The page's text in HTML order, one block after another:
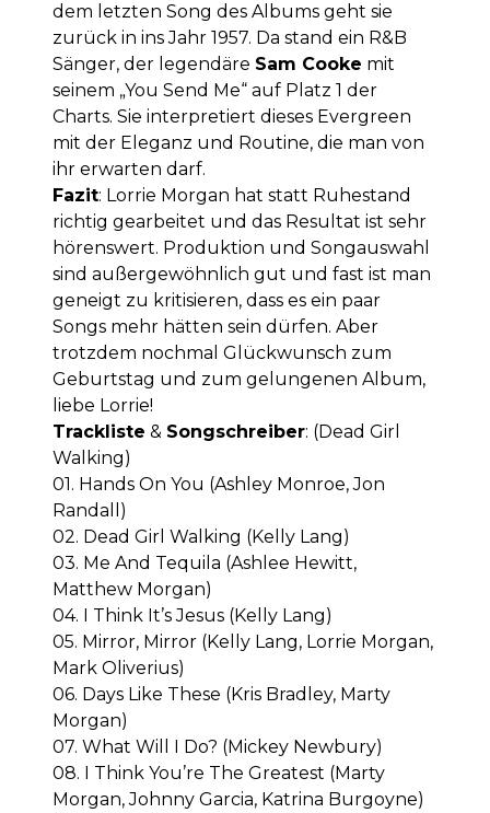
dem letzten Song des Albums geht sie
zurück in ins Jahr 1957. Da stand ein R&B
Sänger, der legendäre Sam Cooke mit
seinem „You Send Me“ auf Platz 1 der
Charts. Sie interpretiert dieses Evergreen
mit der Eleganz und Routine, die man von
ihr erwarten darf.
Fazit: Lorrie Morgan hat statt Ruhestand
richtig gearbeitet und das Resultat ist sehr
hörenswert. Produktion und Songauswahl
sind außergewöhnlich gut und fast ist man
geneigt zu kritisieren, dass es ein paar
Songs mehr hätten sein dürfen. Aber
trotzdem nochmal Glückwunsch zum
Geburtstag und zum gelungenen Album,
liebe Lorrie!
Trackliste & Songschreiber: (Dead Girl
Walking)
01. Hands On You (Ashley Monroe, Jon
Randall)
02. Dead Girl Walking (Kelly Lang)
03. Me And Tequila (Ashlee Hewitt,
Matthew Morgan)
04. I Think It’s Jesus (Kelly Lang)
05. Mirror, Mirror (Kelly Lang, Lorrie Morgan,
Mark Oliverius)
06. Days Like These (Kris Bradley, Marty
Morgan)
07. What Will I Do? (Mickey Newbury)
08. I Think You’re The Greatest (Marty
Morgan, Johnny Garcia, Katrina Burgoyne)